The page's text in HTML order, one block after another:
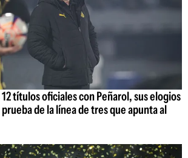
títulos oficiales con Peñarol, sus elogios
de la línea de tres que apunta al